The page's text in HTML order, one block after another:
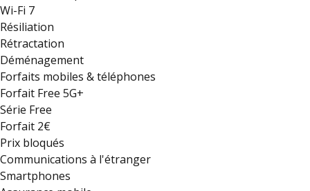
Wi-Fi 7
Résiliation
Rétractation
Déménagement
Forfaits mobiles & téléphones
Forfait Free 5G+
Série Free
Forfait 2€
Prix bloqués
Communications à l'étranger
Smartphones